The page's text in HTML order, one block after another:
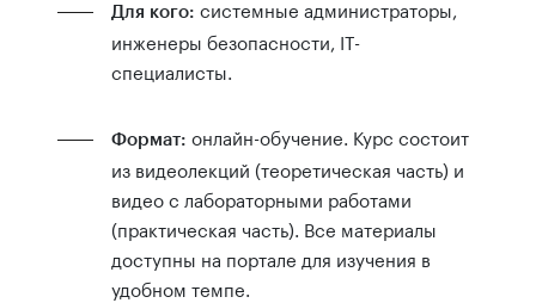
Для кого: системные администраторы,
инженеры безопасности, IT-
специалисты.
Формат: онлайн-обучение. Курс состоит
из видеолекций (теоретическая часть) и
видео с лабораторными работами
(практическая часть). Все материалы
доступны на портале для изучения в
удобном темпе.